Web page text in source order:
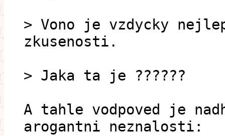
> Vono je vzdycky
zkusenosti.
> Jaka ta je ??????
A tahle vodpoved je
arogantni neznalosti: